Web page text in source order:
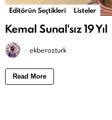
Editörün Seçtikleri Listeler
Kemal Sunal'sız 19 Yıl
-ekberozturk
Read More